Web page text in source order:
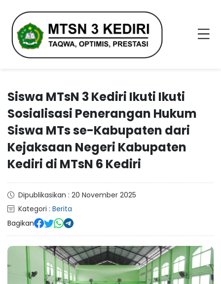
Siswa MTsN 3 Kediri Ikuti Ikuti
Sosialisasi Penerangan Hukum
Siswa MTs se-Kabupaten dari
Kejaksaan Negeri Kabupaten
Kediri di MTsN 6 Kediri
Dipublikasikan : 20 November 2025
Kategori : Berita
Bagikan